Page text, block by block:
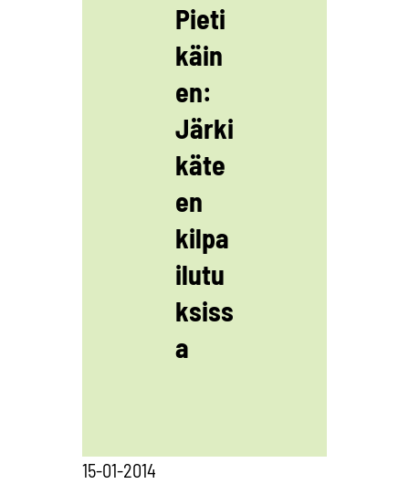
Pieti
käin
en:
Järki
käte
en
kilpa
ilutu
ksiss
a
15-01-2014